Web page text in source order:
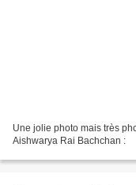
Une jolie photo mais très
Aishwarya Rai Bachchan :